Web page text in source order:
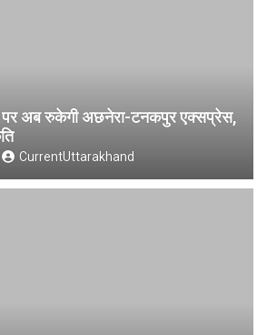
अब रुकेगी अछनेरा-टनकपुर एक्सप्रेस,
CurrentUttarakhand